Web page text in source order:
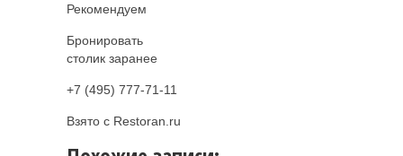
Рекомендуем
Бронировать
столик заранее
+7 (495) 777-71-11
Взято с Restoran.ru